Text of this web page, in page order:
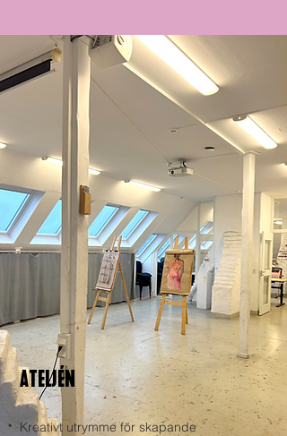
ATELJÉN
Kreativt utrymme för skapande